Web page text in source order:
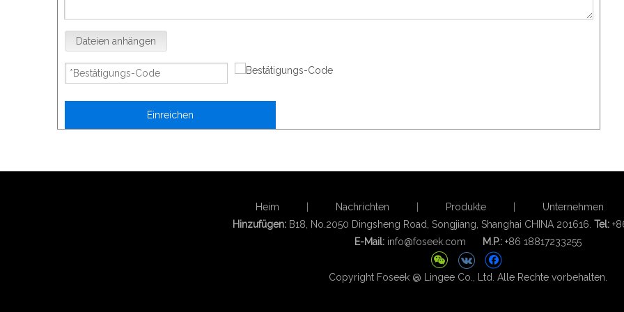
Dateien anhängen
Einreichen
Heim Nachrichten Produkte Unternehmen
Hinzufügen: B18, No.2050 Dingsheng Road, Songjiang, Shanghai CHINA 201616. Tel:
E-Mail: info@foseek.com M.P.: +86 18817233255
Copyright Foseek @ Lingee Co., Ltd. Alle Rechte vorbehalten.